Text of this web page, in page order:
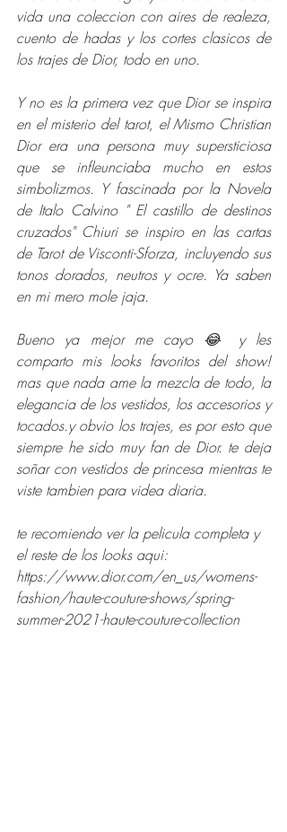
vida una coleccion con aires de realeza,
cuento de hadas y los cortes clasicos de
los trajes de Dior, todo en uno.
Y no es la primera vez que Dior se inspira
en el misterio del tarot, el Mismo Christian
Dior era una persona muy supersticiosa
que se infleunciaba mucho en estos
simbolizmos. Y fascinada por la Novela
de Italo Calvino " El castillo de destinos
cruzados" Chiuri se inspiro en las cartas
de Tarot de Visconti-Sforza, incluyendo sus
tonos dorados, neutros y ocre. Ya saben
en mi mero mole jaja.
Bueno ya mejor me cayo 😂 y les
comparto mis looks favoritos del show!
mas que nada ame la mezcla de todo, la
elegancia de los vestidos, los accesorios y
tocados.y obvio los trajes, es por esto que
siempre he sido muy fan de Dior. te deja
soñar con vestidos de princesa mientras te
viste tambien para videa diaria.
te recomiendo ver la pelicula completa y
el reste de los looks aqui:
https://www.dior.com/en_us/womens-
fashion/haute-couture-shows/spring-
summer-2021-haute-couture-collection